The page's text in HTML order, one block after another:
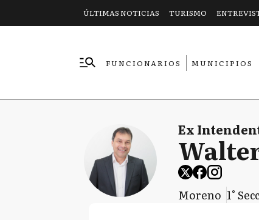
ÚLTIMAS NOTICIAS TURISMO
FUNCIONARIOS
MUNICIPIOS
Ex
Moreno 1°